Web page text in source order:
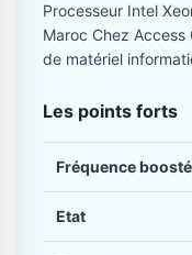
Processeur Intel
Maroc Chez
de matériel
Les points forts
Fréquence
Etat